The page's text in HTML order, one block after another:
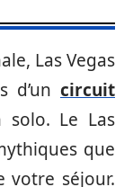
Las Vegas
d’un circuit
Le Las
que
votre séjour.